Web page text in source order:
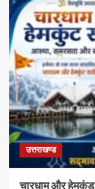
उत्तराखण्ड